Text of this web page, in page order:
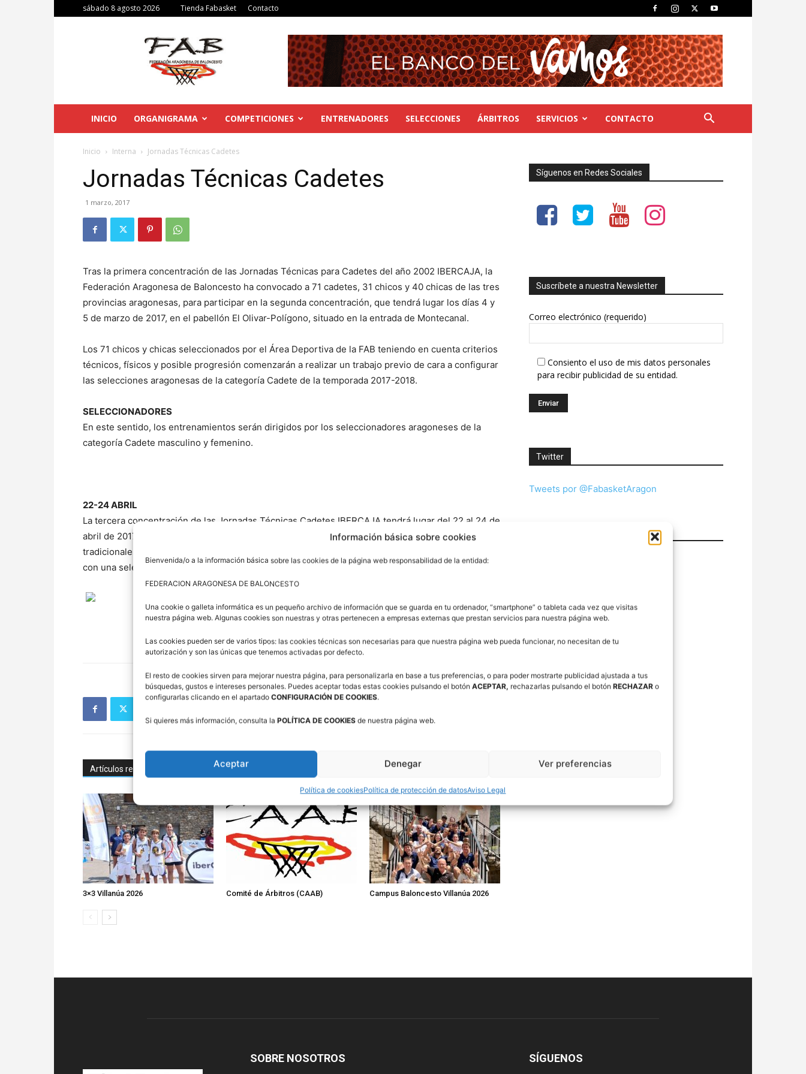
Información básica sobre cookies
Bienvenida/o a la información básica sobre las cookies de la página web responsabilidad de la entidad:
FEDERACION ARAGONESA DE BALONCESTO
Una cookie o galleta informática es un pequeño archivo de información que se guarda en tu ordenador, “smartphone” o tableta cada vez que visitas
nuestra página web. Algunas cookies son nuestras y otras pertenecen a empresas externas que prestan servicios para nuestra página web.
Las cookies pueden ser de varios tipos: las cookies técnicas son necesarias para que nuestra página web pueda funcionar, no necesitan de tu
autorización y son las únicas que tenemos activadas por defecto.
El resto de cookies sirven para mejorar nuestra página, para personalizarla en base a tus preferencias, o para poder mostrarte publicidad ajustada a tus
búsquedas, gustos e intereses personales. Puedes aceptar todas estas cookies pulsando el botón ACEPTAR, rechazarlas pulsando el botón RECHAZAR o
configurarlas clicando en el apartado CONFIGURACIÓN DE COOKIES.
Si quieres más información, consulta la POLÍTICA DE COOKIES de nuestra página web.
Aceptar Denegar Ver preferencias
Política de cookiesPolítica de protección de datosAviso Legal
sábado 8 agosto 2026 Tienda Fabasket Contacto
Federación
Aragonesa
INICIO ORGANIGRAMA COMPETICIONES ENTRENADORES SELECCIONES ÁRBITROS SERVICIOS CONTACTO
Inicio Interna Jornadas Técnicas Cadetes
Jornadas Técnicas Cadetes
1 marzo, 2017
Tras la primera concentración de las Jornadas Técnicas para Cadetes del año 2002 IBERCAJA, la
Federación Aragonesa de Baloncesto ha convocado a 71 cadetes, 31 chicos y 40 chicas de las tres
provincias aragonesas, para participar en la segunda concentración, que tendrá lugar los días 4 y
5 de marzo de 2017, en el pabellón El Olivar-Polígono, situado en la entrada de Montecanal.
Los 71 chicos y chicas seleccionados por el Área Deportiva de la FAB teniendo en cuenta criterios
técnicos, físicos y posible progresión comenzarán a realizar un trabajo previo de cara a configurar
las selecciones aragonesas de la categoría Cadete de la temporada 2017-2018.
SELECCIONADORES
En este sentido, los entrenamientos serán dirigidos por los seleccionadores aragoneses de la
categoría Cadete masculino y femenino.
22-24 ABRIL
La tercera concentración de las Jornadas Técnicas Cadetes IBERCAJA tendrá lugar del 22 al 24 de
abril de 2017, para concluir la actividad con el Campus de Verano de Tecnificación y los
tradicionales torneos de selecciones de verano frente a Valencia y Cataluña, a los que se acude
con una selección que se realiza previamente en el Campus de Tecnificación.
Artículos relacionados Más del autor
3×3 Villanúa 2026 Comité de Árbitros (CAAB) Campus Baloncesto Villanúa 2026
Síguenos en Redes Sociales
Suscríbete a nuestra Newsletter
Correo electrónico (requerido)
Consiento el uso de mis datos personales
para recibir publicidad de su entidad.
Twitter
Tweets por @FabasketAragon
SOBRE NOSOTROS SÍGUENOS